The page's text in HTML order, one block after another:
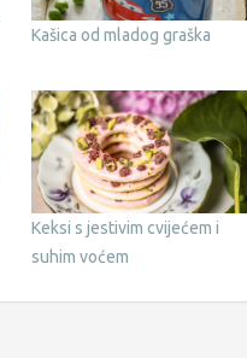
Kašica od mladog graška
Keksi s jestivim cvijećem i
suhim voćem